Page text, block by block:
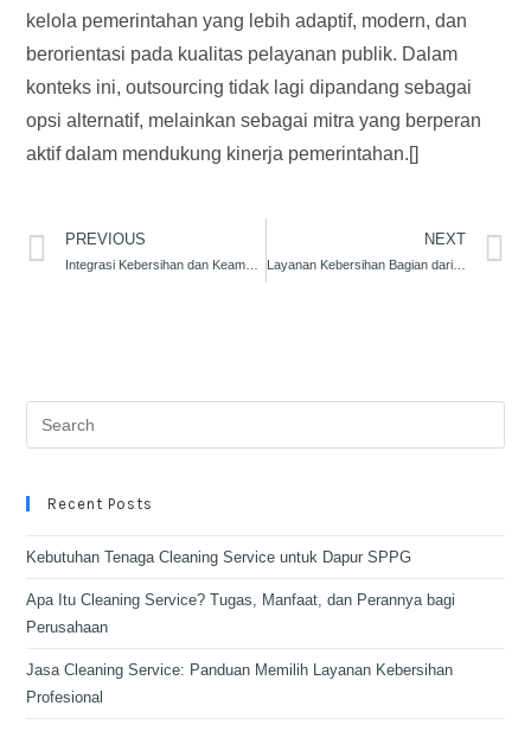
kelola pemerintahan yang lebih adaptif, modern, dan
berorientasi pada kualitas pelayanan publik. Dalam
konteks ini, outsourcing tidak lagi dipandang sebagai
opsi alternatif, melainkan sebagai mitra yang berperan
aktif dalam mendukung kinerja pemerintahan.[]
PREVIOUS NEXT
Layanan Kebersihan Bagian dari Integrated Facility Service Gemilang
Recent Posts
Kebutuhan Tenaga Cleaning Service untuk Dapur SPPG
Apa Itu Cleaning Service? Tugas, Manfaat, dan Perannya bagi
Perusahaan
Jasa Cleaning Service: Panduan Memilih Layanan Kebersihan
Profesional